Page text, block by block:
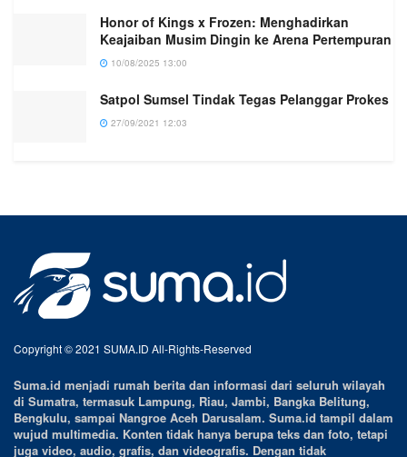
Honor of Kings x Frozen: Menghadirkan
Keajaiban Musim Dingin ke Arena Pertempuran
10/08/2025 13:00
Satpol Sumsel Tindak Tegas Pelanggar Prokes
27/09/2021 12:03
Copyright © 2021 SUMA.ID All-Rights-Reserved
Suma.id menjadi rumah berita dan informasi dari seluruh wilayah
di Sumatra, termasuk Lampung, Riau, Jambi, Bangka Belitung,
Bengkulu, sampai Nangroe Aceh Darusalam. Suma.id tampil dalam
wujud multimedia. Konten tidak hanya berupa teks dan foto, tetapi
juga video, audio, grafis, dan videografis. Dengan tidak